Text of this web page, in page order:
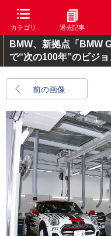
カテゴリ 過去記事
BMW、新拠点「BMW
で“次の100年”のビジ
前の画像